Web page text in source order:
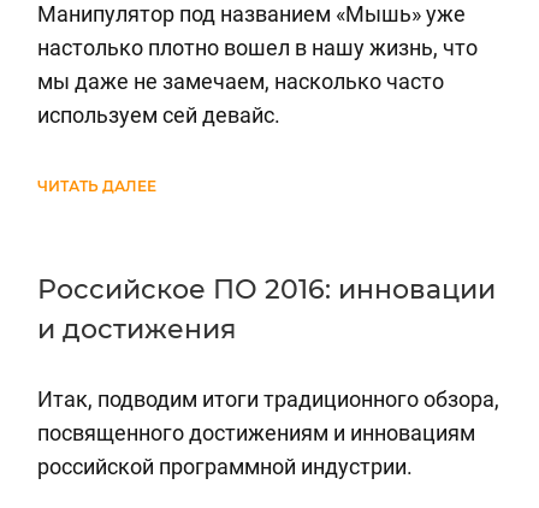
Манипулятор под названием «Мышь» уже
настолько плотно вошел в нашу жизнь, что
мы даже не замечаем, насколько часто
используем сей девайс.
ЧИТАТЬ ДАЛЕЕ
Российское ПО 2016: инновации
и достижения
Итак, подводим итоги традиционного обзора,
посвященного достижениям и инновациям
российской программной индустрии.